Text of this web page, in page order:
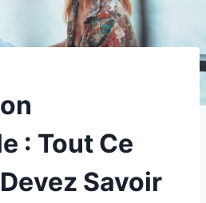
: Tout Ce
Savoir